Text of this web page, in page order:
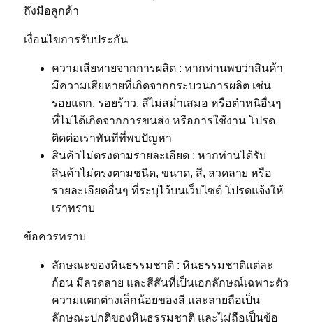
ถึงมือลูกค้า
เงื่อนไขการรับประกัน
ความเสียหายจากการผลิต : หากท่านพบว่าสินค้า
มีความเสียหายที่เกิดจากกระบวนการผลิต เช่น
รอยแตก, รอยร้าว, สีไม่สม่ำเสมอ หรือตำหนิอื่นๆ
ที่ไม่ได้เกิดจากการขนส่ง หรือการใช้งาน โปรด
ติดต่อเราทันทีที่พบปัญหา
สินค้าไม่ตรงตามรายละเอียด : หากท่านได้รับ
สินค้าไม่ตรงตามชนิด, ขนาด, สี, ลวดลาย หรือ
รายละเอียดอื่นๆ ที่ระบุไว้บนเว็บไซต์ โปรดแจ้งให้
เราทราบ
ข้อควรทราบ
ลักษณะของหินธรรมชาติ : หินธรรมชาติแต่ละ
ก้อน มีลวดลาย และสีสันที่เป็นเอกลักษณ์เฉพาะตัว
ความแตกต่างเล็กน้อยของสี และลายถือเป็น
ลักษณะปกติของหินธรรมชาติ และไม่ถือเป็นข้อ